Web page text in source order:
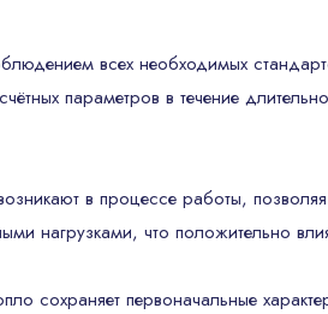
всех необходимых
параметров в течение
в процессе работы,
нагрузками, что положительно
сохраняет первоначальные